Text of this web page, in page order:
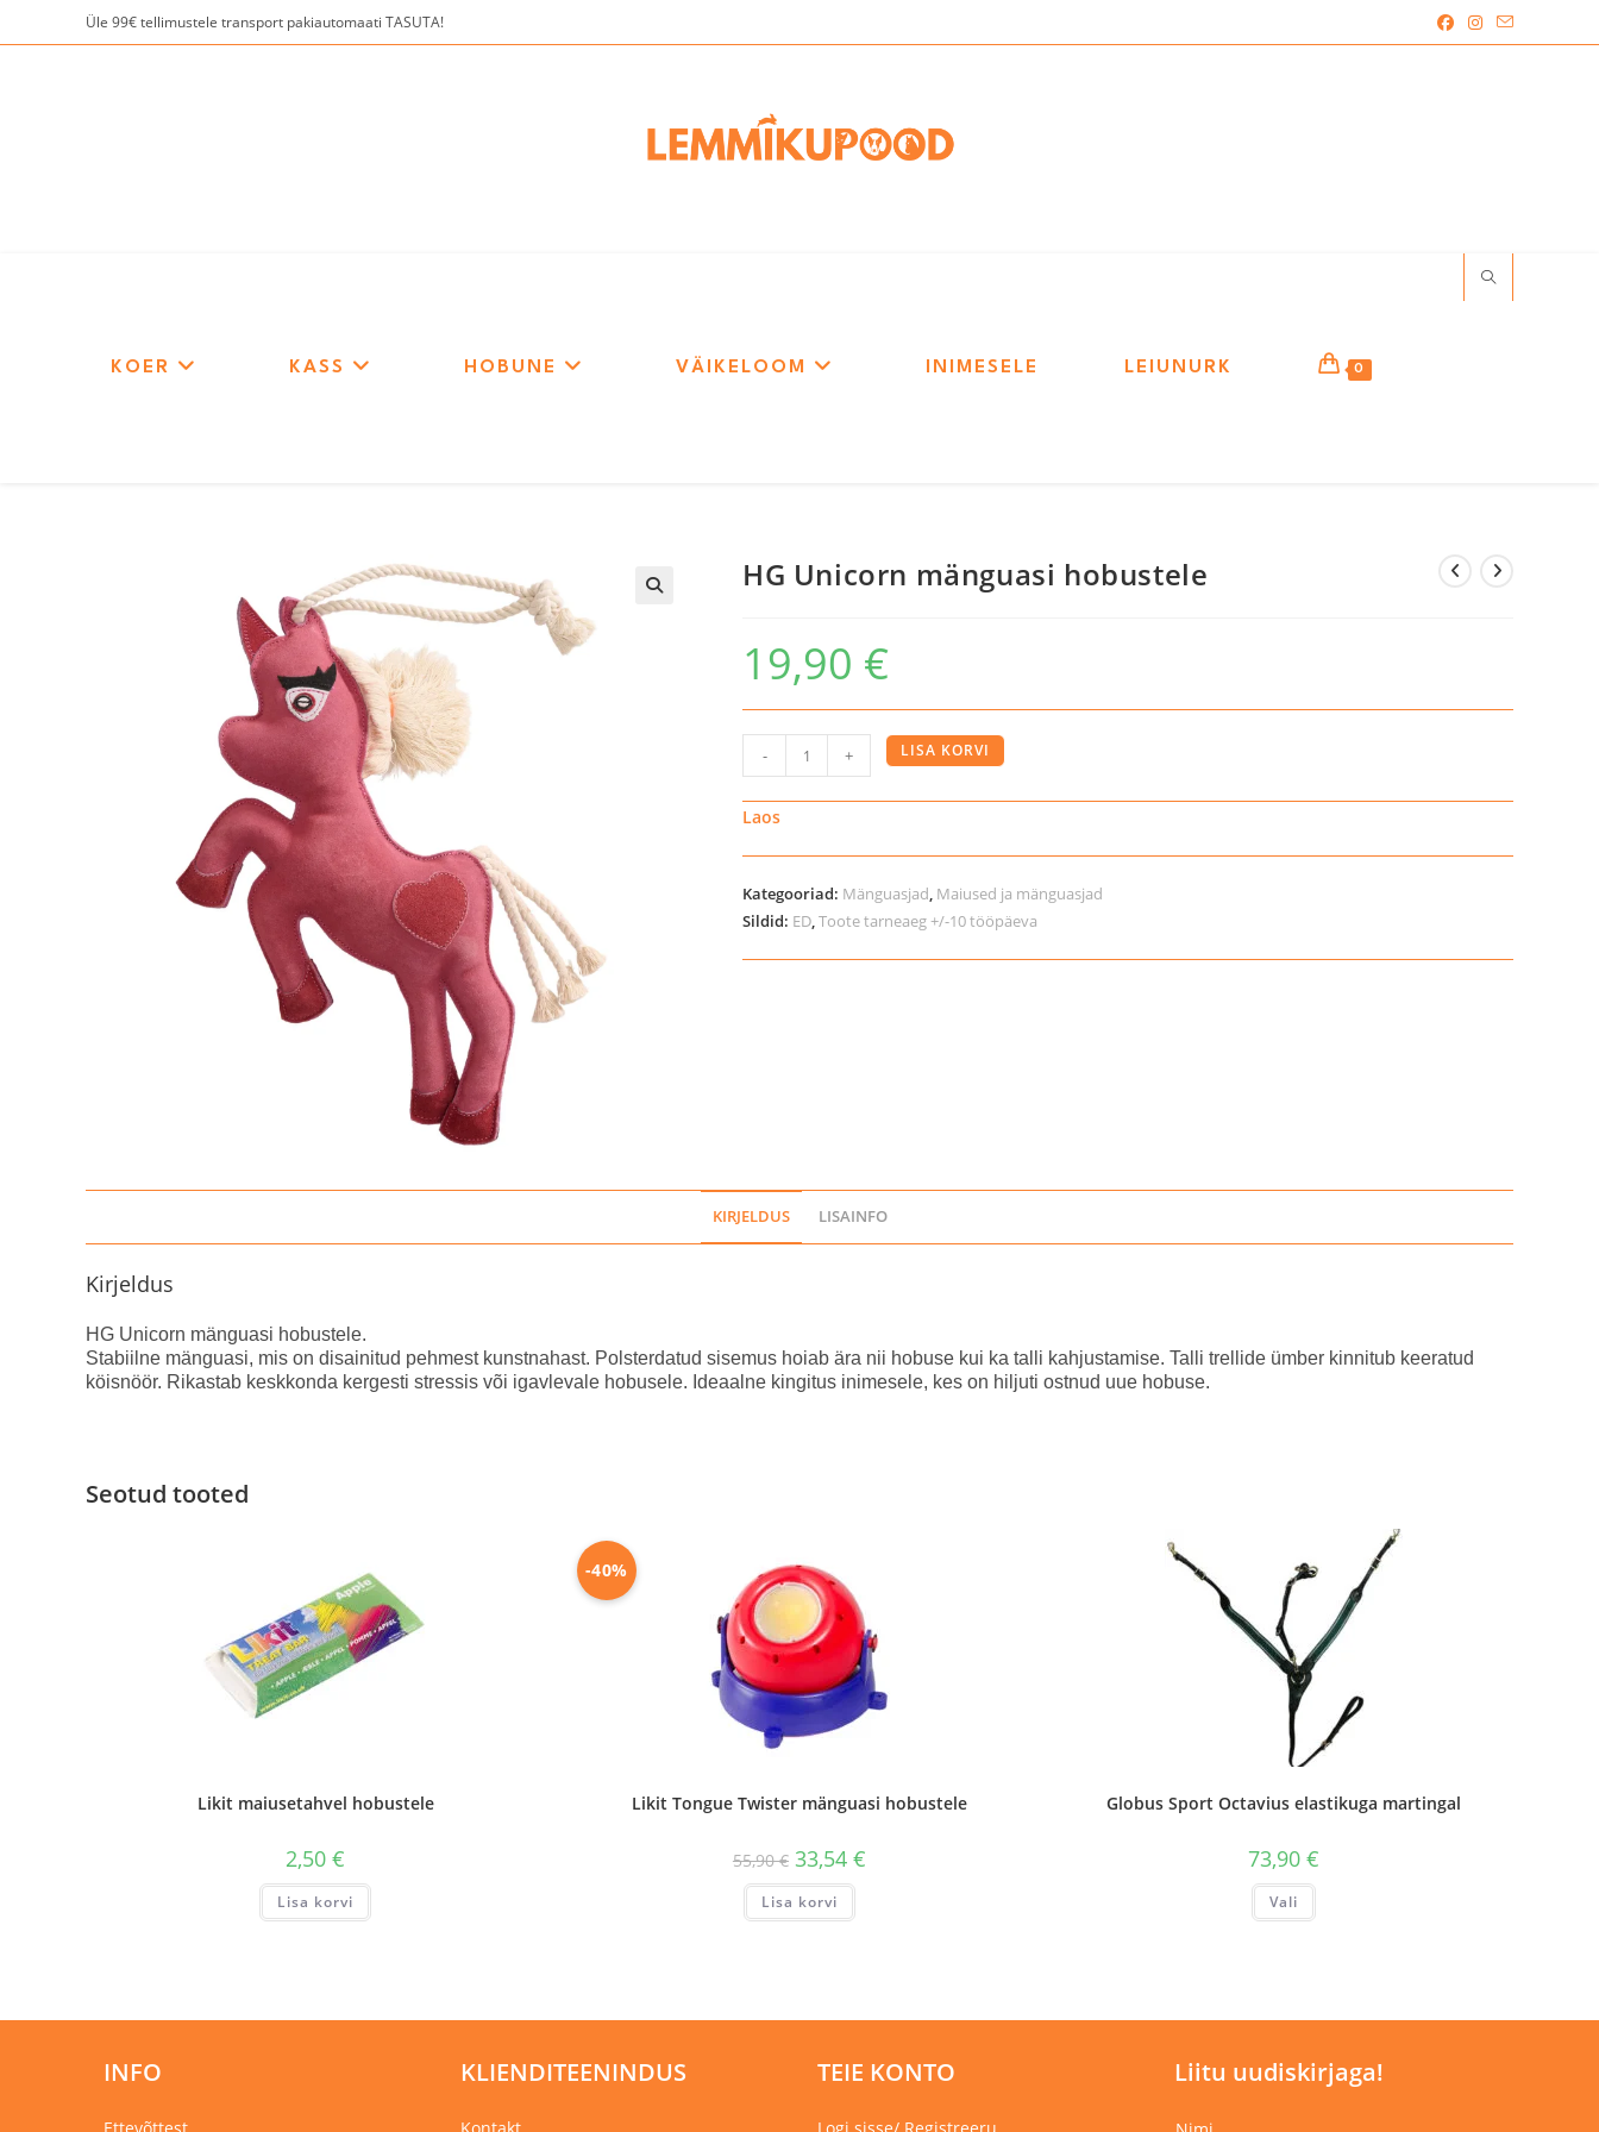
to
Üle 99€ tellimustele transport pakiautomaati TASUTA!
KOER KASS HOBUNE VÄIKELOOM INIMESELE LEIUNURK 0
HG Unicorn mänguasi hobustele
19,90 €
Unicorn
mänguasi
- + LISA KORVI
Laos
Kategooriad: Mänguasjad, Maiused ja mänguasjad
Sildid: ED,Toote tarneaeg +/-10 tööpäeva
KIRJELDUS LISAINFO
Kirjeldus
HG Unicorn mänguasi hobustele.
Stabiilne mänguasi, mis on disainitud pehmest kunstnahast. Polsterdatud sisemus hoiab ära nii hobuse kui ka talli kahjustamise. Talli trellide ümber kinnitub keeratud
köisnöör. Rikastab keskkonda kergesti stressis või igavlevale hobusele. Ideaalne kingitus inimesele, kes on hiljuti ostnud uue hobuse.
Seotud tooted
Likit maiusetahvel hobustele
2,50€
Lisa korvi
-40%
Likit Tongue Twister mänguasi hobustele
55,90€ Algne
hind
oli:
55,90 €.
33,54 €Praegune
hind
Lisa korvi
Globus Sport Octavius elastikuga martingal
73,90 €
Vali
Sellel
tootelehel.
INFO KLIENDITEENINDUS TEIE KONTO Liitu uudiskirjaga!